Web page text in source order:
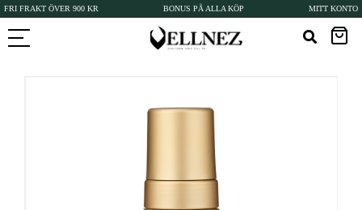
FRI FRAKT ÖVER 900 KR BONUS PÅ ALLA KÖP MITT KONTO